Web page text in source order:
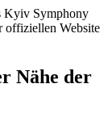
Kyiv Symphony
offiziellen Website
Nähe der